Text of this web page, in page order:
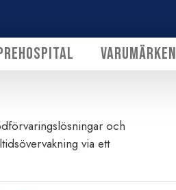
Varumärken
och
via ett